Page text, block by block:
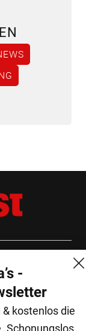
-
kostenlos die
Schonungslos